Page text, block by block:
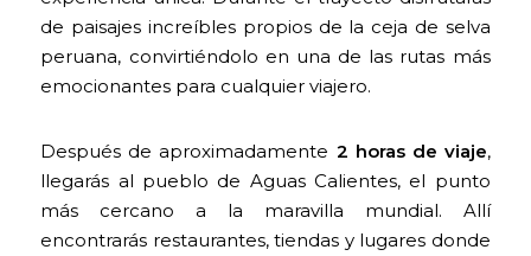
de paisajes increíbles propios de la ceja de selva
peruana, convirtiéndolo en una de las rutas más
emocionantes para cualquier viajero.
Después de aproximadamente 2 horas de viaje,
llegarás al pueblo de Aguas Calientes, el punto
más cercano a la maravilla mundial. Allí
encontrarás restaurantes, tiendas y lugares donde